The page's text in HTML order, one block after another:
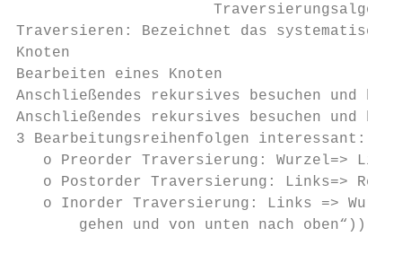
Traversieren: Bezeichnet das
Knoten
Bearbeiten eines Knoten
Anschließendes rekursives besuchen und
Anschließendes rekursives besuchen und
3 Bearbeitungsreihenfolgen interessant:
o Preorder Traversierung: Wurzel=>
o Postorder Traversierung: Links=>
o Inorder Traversierung: Links =>
       gehen und von unten nach oben“))